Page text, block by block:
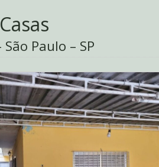
São Paulo – SP